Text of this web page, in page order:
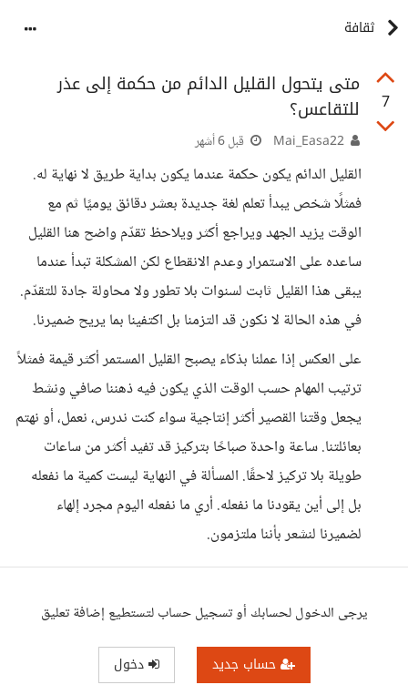
ثقافة
7
متى يتحول القليل الدائم من حكمة إلى عذر
للتقاعس؟
قبل 6 أشهر
القليل الدائم يكون حكمة عندما يكون بداية طريق لا نهاية له.
فمثلًا شخص يبدأ تعلم لغة جديدة بعشر دقائق يوميًا ثم مع
الوقت يزيد الجهد ويراجع أكثر ويلاحظ تقدّم واضح هنا القليل
ساعده على الاستمرار وعدم الانقطاع لكن المشكلة تبدأ عندما
يبقى هذا القليل ثابت لسنوات بلا تطور ولا محاولة جادة للتقدّم.
في هذه الحالة لا نكون قد التزمنا بل اكتفينا بما يريح ضميرنا.
على العكس إذا عملنا بذكاء يصبح القليل المستمر أكثر قيمة فمثلاً
ترتيب المهام حسب الوقت الذي يكون فيه ذهننا صافي ونشط
يجعل وقتنا القصير أكثر إنتاجية سواء كنت ندرس، نعمل، أو نهتم
بعائلتنا. ساعة واحدة صباحًا بتركيز قد تفيد أكثر من ساعات
طويلة بلا تركيز لاحقًا. المسألة في النهاية ليست كمية ما نفعله
بل إلى أين يقودنا ما نفعله. أري ما نفعله اليوم مجرد إلهاء
لضميرنا لنشعر بأننا ملتزمون.
يرجى الدخول لحسابك أو تسجيل حساب لتستطيع إضافة تعليق
حساب جديد دخول